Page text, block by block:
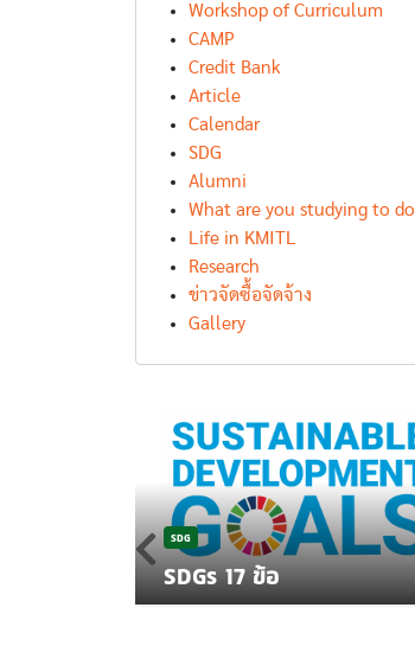
Workshop of Curriculum
CAMP
Credit Bank
Article
Calendar
SDG
Alumni
What are you studying to do
Life in KMITL
Research
ข่าวจัดซื้อจัดจ้าง
Gallery
SDG
SDGs 17 ข้อ